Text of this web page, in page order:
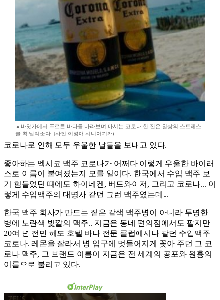
▲바닷가에서 푸르른 바다를 바라보며 마시는 코로나 한 잔은 일상의 스트레스
를 확 날려준다. (사진 이명애 시니어기자)
코로나로 인해 모두 우울한 날들을 보내고 있다.
좋아하는 멕시코 맥주 코로나가 어쩌다 이렇게 우울한 바이러
스로 이름이 붙여졌는지 모를 일이다. 한국에서 수입 맥주 보
기 힘들었던 때에도 하이네켄, 버드와이저, 그리고 코로나... 이
렇게 수입맥주의 대명사 같던 그런 맥주였는데...
한국 맥주 회사가 만드는 짙은 갈색 맥주병이 아니라 투명한
병에 노란색 빛깔의 맥주.. 지금은 동네 편의점에서도 팔지만
20여 년 전만 해도 호텔 바나 전문 클럽에서나 팔던 수입맥주
코로나. 레몬을 잘라서 병 입구에 멋들어지게 꽂아 주던 그 코
로나 맥주, 그 브랜드 이름이 지금은 전 세계의 공포와 원흉의
이름으로 불리고 있다.